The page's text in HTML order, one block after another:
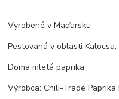
Vyrobené v Maďarsku
Pestovaná v oblasti Kalocsa,
Doma mletá paprika
Výrobca: Chili-Trade